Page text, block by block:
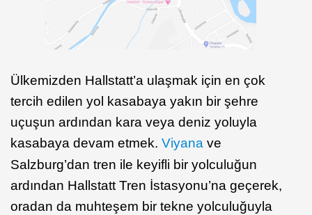
Ülkemizden Hallstatt’a ulaşmak için en çok
tercih edilen yol kasabaya yakın bir şehre
uçuşun ardından kara veya deniz yoluyla
kasabaya devam etmek. Viyana ve
Salzburg’dan tren ile keyifli bir yolculuğun
ardından Hallstatt Tren İstasyonu’na geçerek,
oradan da muhteşem bir tekne yolculuğuyla